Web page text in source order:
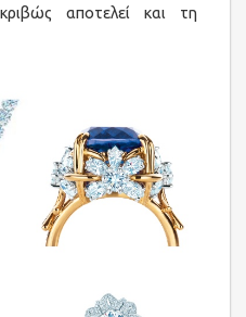
αποτελεί και τη